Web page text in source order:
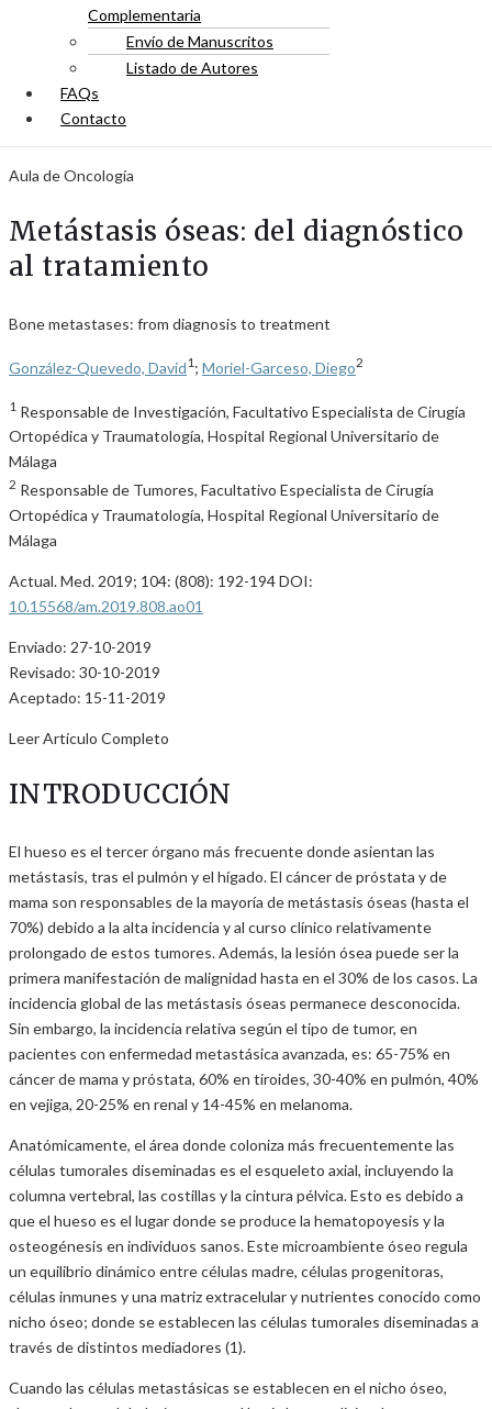
Complementaria
Envío de Manuscritos
Listado de Autores
FAQs
Contacto
Aula de Oncología
Metástasis óseas: del diagnóstico
al tratamiento
Bone metastases: from diagnosis to treatment
González-Quevedo, David1 ; Moriel-Garceso, Diego2
1 Responsable de Investigación, Facultativo Especialista de Cirugía
Ortopédica y Traumatología, Hospital Regional Universitario de
Málaga
2 Responsable de Tumores, Facultativo Especialista de Cirugía
Ortopédica y Traumatología, Hospital Regional Universitario de
Málaga
Actual. Med. 2019; 104: (808): 192-194 DOI:
10.15568/am.2019.808.ao01
Enviado: 27-10-2019
Revisado: 30-10-2019
Aceptado: 15-11-2019
Leer Artículo Completo
INTRODUCCIÓN
El hueso es el tercer órgano más frecuente donde asientan las
metástasis, tras el pulmón y el hígado. El cáncer de próstata y de
mama son responsables de la mayoría de metástasis óseas (hasta el
70%) debido a la alta incidencia y al curso clínico relativamente
prolongado de estos tumores. Además, la lesión ósea puede ser la
primera manifestación de malignidad hasta en el 30% de los casos. La
incidencia global de las metástasis óseas permanece desconocida.
Sin embargo, la incidencia relativa según el tipo de tumor, en
pacientes con enfermedad metastásica avanzada, es: 65-75% en
cáncer de mama y próstata, 60% en tiroides, 30-40% en pulmón, 40%
en vejiga, 20-25% en renal y 14-45% en melanoma.
Anatómicamente, el área donde coloniza más frecuentemente las
células tumorales diseminadas es el esqueleto axial, incluyendo la
columna vertebral, las costillas y la cintura pélvica. Esto es debido a
que el hueso es el lugar donde se produce la hematopoyesis y la
osteogénesis en individuos sanos. Este microambiente óseo regula
un equilibrio dinámico entre células madre, células progenitoras,
células inmunes y una matriz extracelular y nutrientes conocido como
nicho óseo; donde se establecen las células tumorales diseminadas a
través de distintos mediadores (1).
Cuando las células metastásicas se establecen en el nicho óseo,